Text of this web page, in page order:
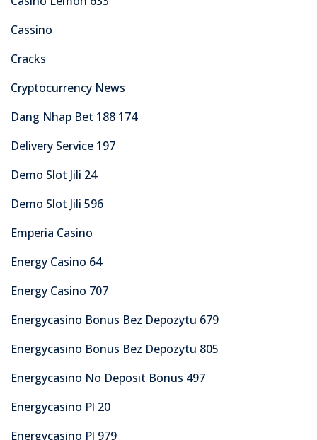
Cassino
Cracks
Cryptocurrency News
Dang Nhap Bet 188 174
Delivery Service 197
Demo Slot Jili 24
Demo Slot Jili 596
Emperia Casino
Energy Casino 64
Energy Casino 707
Energycasino Bonus Bez Depozytu 679
Energycasino Bonus Bez Depozytu 805
Energycasino No Deposit Bonus 497
Energycasino Pl 20
Energycasino Pl 979